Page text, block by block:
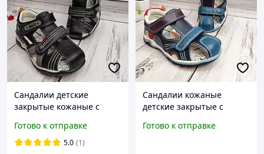
Сандалии детские
закрытые кожаные с
пяткой для мальчика B&G
размер 27
Готово к отправке
5.0 (1)
Сандалии кожаные
детские закрытые с
пяткой для мальчика B&G
Готово к отправке